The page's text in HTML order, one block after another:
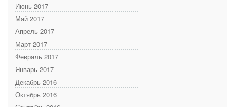
Июнь 2017
Май 2017
Апрель 2017
Март 2017
Февраль 2017
Январь 2017
Декабрь 2016
Октябрь 2016